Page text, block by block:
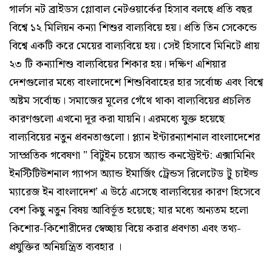
গার্লস নট ব্রাইডস গ্লোবাল নেটওয়ার্কের হিসাব বলছে প্রতি বছর
বিশ্বে ১২ মিলিয়ন কন্যা শিশুর বাল্যবিয়ে হয়। প্রতি তিন সেকেন্ডে
বিশ্বে একটি করে মেয়ের বাল্যবিয়ে হয়। সেই হিসাবে মিনিটে প্রায়
২৩ টি কন্যাশিশু বাল্যবিয়ের শিকার হয়। দক্ষিণ এশিয়ার
দেশগুলোর মধ্যে বাংলাদেশে শিশুবিবাহের হার সর্বোচ্চ এবং বিশ্বে
অষ্টম সর্বোচ্চ। সমাজের মূলের গেঁথে থাকা বাল্যবিয়ের প্রচলিত
কারণগুলো এখনো দূর করা যায়নি। এরমধ্যে যুক্ত হয়েছে
বাল্যবিয়ের নতুন প্রবনতাগুলো। প্ল্যান ইন্টারন্যাশনাল বাংলাদেশের
সাম্প্রতিক গবেষণা " বিটুইন চয়েস অ্যান্ড কনস্ট্রেইন্ট: এক্সামিনিং
ইনস্টিটিউশনাল গ্যাপস অ্যান্ড ইমার্জিং ট্রেন্ডস রিলেটেড টু চাইল্ড
ম্যারেজ ইন বাংলাদেশ’ এ উঠে এসেছে বাল্যবিয়ের কারণ হিসেবে
বেশ কিছু নতুন বিষয় আবির্ভূত হয়েছে; যার মধ্যে অন্যতম হলো
কিশোর-কিশোরীদের স্বেচ্ছায় বিয়ে করার প্রবণতা এবং তথ্য-
প্রযুক্তির অনিয়ন্ত্রিত ব্যবহার ।